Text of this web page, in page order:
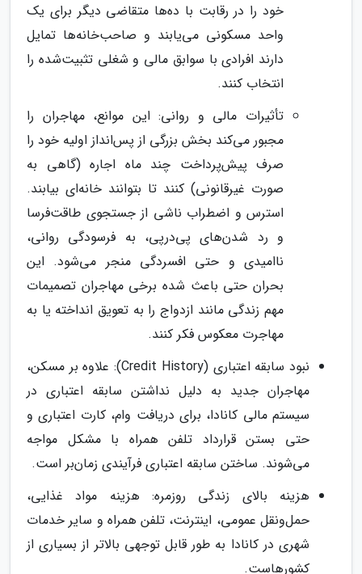
خود را در رقابت با ده‌ها متقاضی دیگر برای یک
واحد مسکونی می‌یابند و صاحب‌خانه‌ها تمایل
دارند افرادی با سوابق مالی و شغلی تثبیت‌شده را
انتخاب کنند.
تأثیرات مالی و روانی: این موانع، مهاجران را
مجبور می‌کند بخش بزرگی از پس‌انداز اولیه خود را
صرف پیش‌پرداخت چند ماه اجاره (گاهی به
صورت غیرقانونی) کنند تا بتوانند خانه‌ای بیابند.
استرس و اضطراب ناشی از جستجوی طاقت‌فرسا
و رد شدن‌های پی‌درپی، به فرسودگی روانی،
ناامیدی و حتی افسردگی منجر می‌شود. این
بحران حتی باعث شده برخی مهاجران تصمیمات
مهم زندگی مانند ازدواج را به تعویق انداخته یا به
مهاجرت معکوس فکر کنند.
نبود سابقه اعتباری (Credit History): علاوه بر مسکن،
مهاجران جدید به دلیل نداشتن سابقه اعتباری در
سیستم مالی کانادا، برای دریافت وام، کارت اعتباری و
حتی بستن قرارداد تلفن همراه با مشکل مواجه
می‌شوند. ساختن سابقه اعتباری فرآیندی زمان‌بر است.
هزینه بالای زندگی روزمره: هزینه مواد غذایی،
حمل‌ونقل عمومی، اینترنت، تلفن همراه و سایر خدمات
شهری در کانادا به طور قابل توجهی بالاتر از بسیاری از
کشورهاست.